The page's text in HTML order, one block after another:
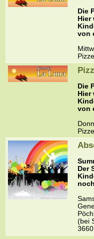
Die
von
Die
von
Der
(bei